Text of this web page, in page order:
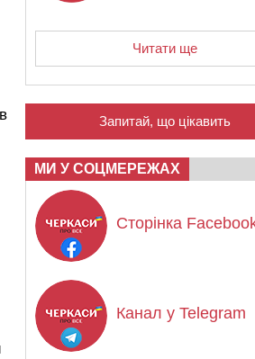
Читати ще
Запитай, що цікавить
МИ У СОЦМЕРЕЖАХ
Сторінка
Канал у Telegram